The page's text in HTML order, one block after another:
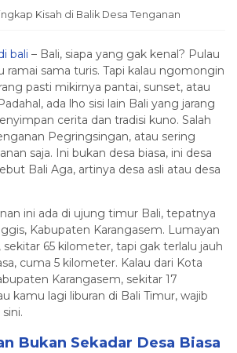
Kisah di Balik Desa Tenganan
bali – Bali, siapa yang gak kenal? Pulau
ramai sama turis. Tapi kalau ngomongin
pasti mikirnya pantai, sunset, atau
ada lho sisi lain Bali yang jarang
cerita dan tradisi kuno. Salah
Pegringsingan, atau sering
saja. Ini bukan desa biasa, ini desa
Bali Aga, artinya desa asli atau desa
ini ada di ujung timur Bali, tepatnya
Kabupaten Karangasem. Lumayan
sekitar 65 kilometer, tapi gak terlalu jauh
cuma 5 kilometer. Kalau dari Kota
Karangasem, sekitar 17
kamu lagi liburan di Bali Timur, wajib
Bukan Sekadar Desa Biasa